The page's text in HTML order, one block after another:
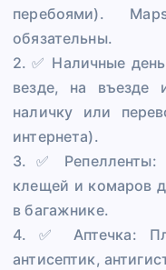
перебоями).
обязательны.
2. ✅ Наличные
везде, на въезде
наличку или
интернета).
3. ✅ Репелленты:
клещей и комаров
в багажнике.
4. ✅ Аптечка:
антисептик,